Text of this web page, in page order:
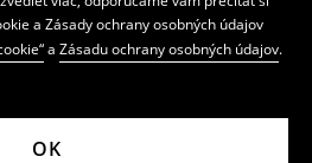
a Zásady ochrany osobných údajov
a Zásadu ochrany osobných údajov.
OK